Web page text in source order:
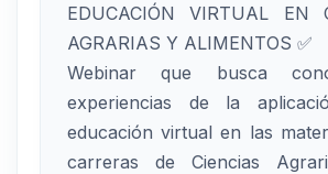
EDUCACIÓN VIRTUAL EN
AGRARIAS Y ALIMENTOS ✅
Webinar que busca
experiencias de la
educación virtual en las
carreras de Ciencias